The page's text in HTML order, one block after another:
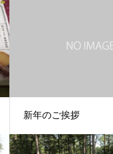
新年のご挨拶